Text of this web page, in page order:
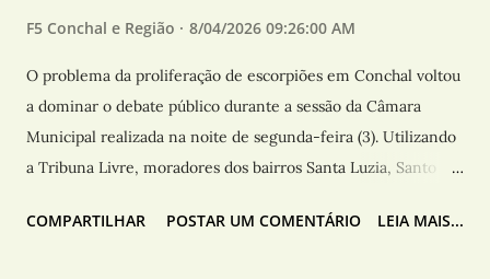
F5 Conchal e Região 8/04/2026 09:26:00 AM
O problema da proliferação de escorpiões em Conchal voltou
a dominar o debate público durante a sessão da Câmara
Municipal realizada na noite de segunda-feira (3). Utilizando
a Tribuna Livre, moradores dos bairros Santa Luzia, Santo
efetivas do poder público para enfrentar a situação, que,
COMPARTILHAR POSTAR UM COMENTÁRIO LEIA MAIS...